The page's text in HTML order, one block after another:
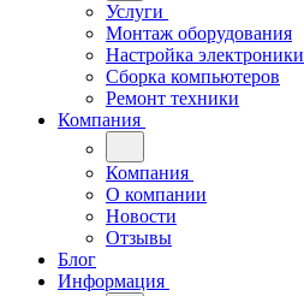
Услуги
Монтаж оборудования
Настройка электроники
Сборка компьютеров
Ремонт техники
Компания
Компания
О компании
Новости
Отзывы
Блог
Информация